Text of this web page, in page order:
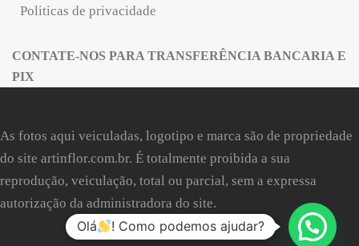
Politicas de privacidade
CONTATE-NOS PARA TRANSFERÊNCIA BANCARIA E
PIX
As fotos aqui veiculadas, logotipo e marca são de propriedade
do site artinflor.com.br. É totalmente proibida a sua
reprodução, veiculação, total ou parcial, sem a expressa
autorização da administradora do site.
Olá ! Como podemos ajudar?